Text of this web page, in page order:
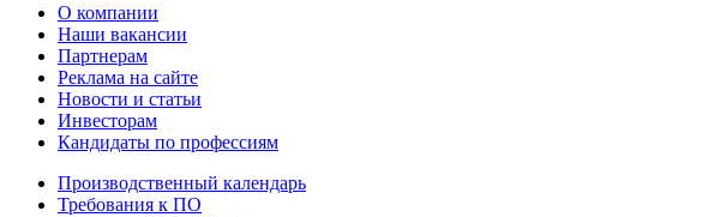
О компании
Наши вакансии
Партнерам
Реклама на сайте
Новости и статьи
Инвесторам
Кандидаты по профессиям
Производственный календарь
Требования к ПО